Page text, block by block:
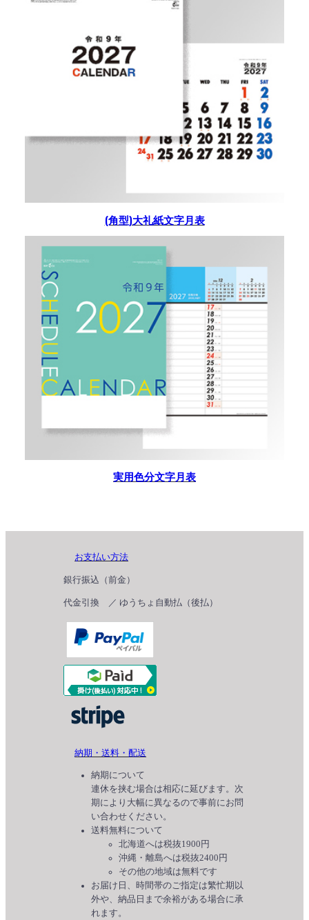
(角型)大礼紙文字月表
実用色分文字月表
お支払い方法
銀行振込（前金）
代金引換 ／ ゆうちょ自動払（後払）
納期・送料・配送
納期について
連休を挟む場合は相応に延びます。次
期により大幅に異なるので事前にお問
い合わせください。
送料無料について
北海道へは税抜1900円
沖縄・離島へは税抜2400円
その他の地域は無料です
お届け日、時間帯のご指定は繁忙期以
外や、納品日まで余裕がある場合に承
れます。